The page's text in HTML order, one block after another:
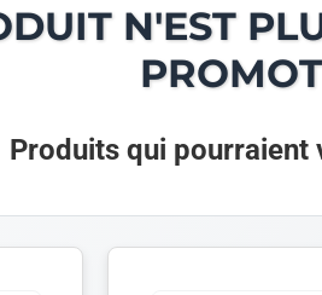
N'EST
Produits qui pourraient